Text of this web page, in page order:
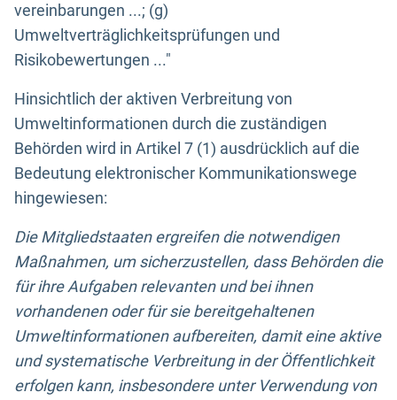
vereinbarungen ...; (g)
Umweltverträglichkeitsprüfungen und
Risikobewertungen ..."
Hinsichtlich der aktiven Verbreitung von
Umweltinformationen durch die zuständigen
Behörden wird in Artikel 7 (1) ausdrücklich auf die
Bedeutung elektronischer Kommunikationswege
hingewiesen:
Die Mitgliedstaaten ergreifen die notwendigen
Maßnahmen, um sicherzustellen, dass Behörden die
für ihre Aufgaben relevanten und bei ihnen
vorhandenen oder für sie bereitgehaltenen
Umweltinformationen aufbereiten, damit eine aktive
und systematische Verbreitung in der Öffentlichkeit
erfolgen kann, insbesondere unter Verwendung von